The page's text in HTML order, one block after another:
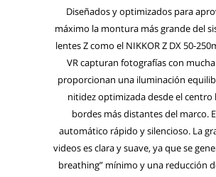
Diseñados y optimizados para
máximo la montura más grande del
lentes Z como el NIKKOR Z DX 50-
VR capturan fotografías con
proporcionan una iluminación
nitidez optimizada desde el centro
bordes más distantes del marco.
automático rápido y silencioso. La
videos es clara y suave, ya que se
breathing” mínimo y una reducción